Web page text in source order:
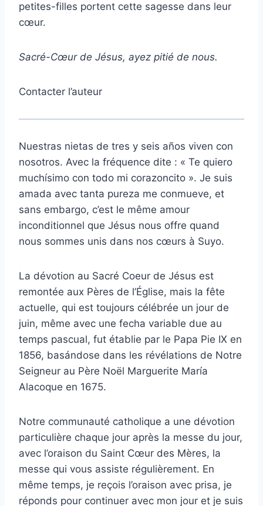
petites-filles portent cette sagesse dans leur
cœur.
Sacré-Cœur de Jésus, ayez pitié de nous.
Contacter l’auteur
Nuestras nietas de tres y seis años viven con
nosotros. Avec la fréquence dite : « Te quiero
muchísimo con todo mi corazoncito ». Je suis
amada avec tanta pureza me conmueve, et
sans embargo, c’est le même amour
inconditionnel que Jésus nous offre quand
nous sommes unis dans nos cœurs à Suyo.
La dévotion au Sacré Coeur de Jésus est
remontée aux Pères de l’Église, mais la fête
actuelle, qui est toujours célébrée un jour de
juin, même avec une fecha variable due au
temps pascual, fut établie par le Papa Pie IX en
1856, basándose dans les révélations de Notre
Seigneur au Père Noël Marguerite María
Alacoque en 1675.
Notre communauté catholique a une dévotion
particulière chaque jour après la messe du jour,
avec l’oraison du Saint Cœur des Mères, la
messe qui vous assiste régulièrement. En
même temps, je reçois l’oraison avec prisa, je
réponds pour continuer avec mon jour et je suis